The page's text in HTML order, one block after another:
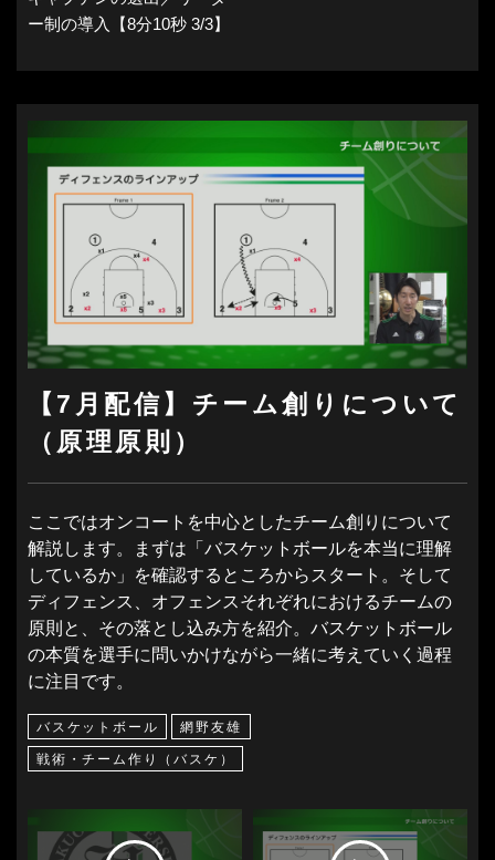
ー制の導入【8分10秒 3/3】
【7月配信】チーム創りについて
（原理原則）
ここではオンコートを中心としたチーム創りについて
解説します。まずは「バスケットボールを本当に理解
しているか」を確認するところからスタート。そして
ディフェンス、オフェンスそれぞれにおけるチームの
原則と、その落とし込み方を紹介。バスケットボール
の本質を選手に問いかけながら一緒に考えていく過程
に注目です。
バスケットボール 網野友雄
戦術・チーム作り（バスケ）